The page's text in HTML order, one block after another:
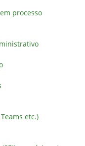
processo
etc.)